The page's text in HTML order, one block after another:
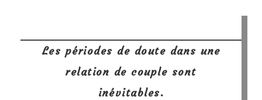
Les périodes de doute dans une
relation de couple sont
inévitables.